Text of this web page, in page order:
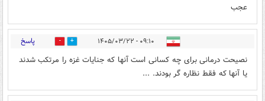
عجب
۰۹:۱۰ - ۱۴۰۵/۰۳/۲۲ 0 پاسخ
نصیحت درمانی برای چه کسانی است آنها که جنایات غزه را مرتکب شدند
یا آنها که فقط نظاره گر بودند. ...